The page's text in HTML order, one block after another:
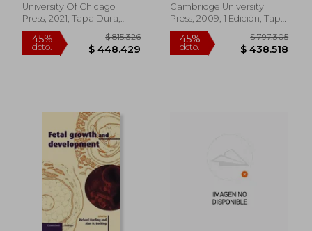
45%
dcto.
$ 818.155
$ 449.985
45%
dcto.
$
$
University Of Chicago
Press, 2021, Tapa Dura,
Nuevo
Cambridge University
Press, 2009, 1 Edición, Tapa
Dura, Nuevo